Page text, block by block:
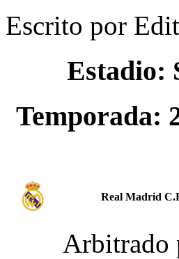
Escrito por
Estadio:
Temporada:
Real Madrid
Arbitrado